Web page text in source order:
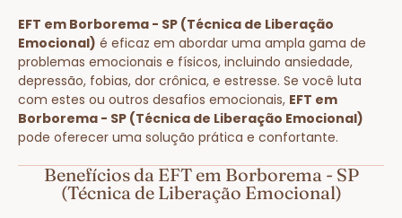
EFT em Borborema - SP (Técnica de Liberação
Emocional) é eficaz em abordar uma ampla gama de
problemas emocionais e físicos, incluindo ansiedade,
depressão, fobias, dor crônica, e estresse. Se você luta
com estes ou outros desafios emocionais, EFT em
Borborema - SP (Técnica de Liberação Emocional)
pode oferecer uma solução prática e confortante.
Benefícios da EFT em Borborema - SP
(Técnica de Liberação Emocional)